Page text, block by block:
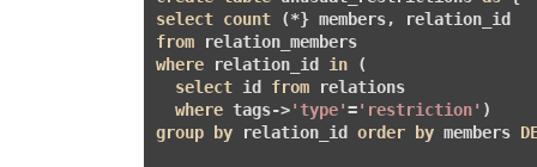
select count
from
where relation_id in (
select id from relations
where tags->'type'='restriction'
group
by relation_id order by members